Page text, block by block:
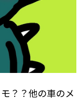
？？他の車のメ